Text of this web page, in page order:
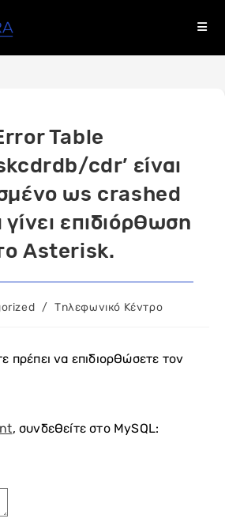
Table
cdr’ είναι
ως crashed
επιδιόρθωση
Asterisk.
/ Τηλεφωνικό Κέντρο
πρέπει να επιδιορθώσετε τον
, συνδεθείτε στο MySQL: